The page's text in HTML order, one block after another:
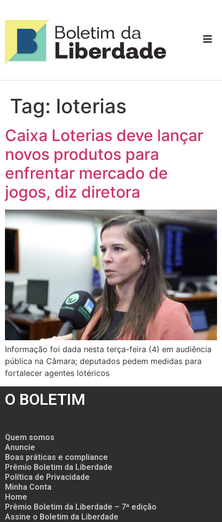
Tag: loterias
Caixa Loterias deve lançar
novos produtos para
enfrentar mercado de
jogos, diz diretora
Informação foi dada nesta terça-feira (4) em audiência
pública na Câmara; deputados pedem medidas para
fortalecer agentes lotéricos
O BOLETIM
Quem somos
Anuncie
Boas práticas e compliance
Prêmio Boletim da Liberdade
Política de Privacidade
Minha Conta
Home
Prêmio Boletim da Liberdade – 7ª edição
Assine o Boletim da Liberdade